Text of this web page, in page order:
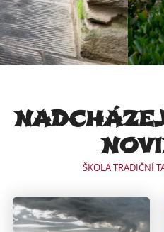
ŠKOLA TRADIČNÍ